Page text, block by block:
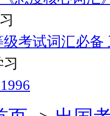
级考试词汇必备